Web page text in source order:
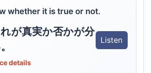
whether it is true or not.
が真実か否かが分
Listen
details